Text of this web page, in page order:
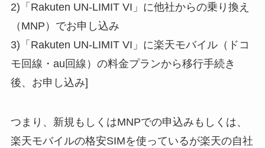
2)「Rakuten UN-LIMIT VI」に他社からの乗り換え
（MNP）でお申し込み
3)「Rakuten UN-LIMIT VI」に楽天モバイル（ドコ
モ回線・au回線）の料金プランから移行手続き
後、お申し込み]
つまり、新規もしくはMNPでの申込みもしくは、
楽天モバイルの格安SIMを使っているが楽天の自社